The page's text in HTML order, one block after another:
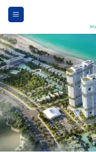
Bỏ
qua
nội
dung